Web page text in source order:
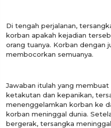
Di tengah perjalanan,
korban apakah kejadian
orang tuanya. Korban dengan
membocorkan semuanya.
Jawaban itulah yang
ketakutan dan kepanikan,
menenggelamkan korban ke
korban meninggal dunia.
bergerak, tersangka